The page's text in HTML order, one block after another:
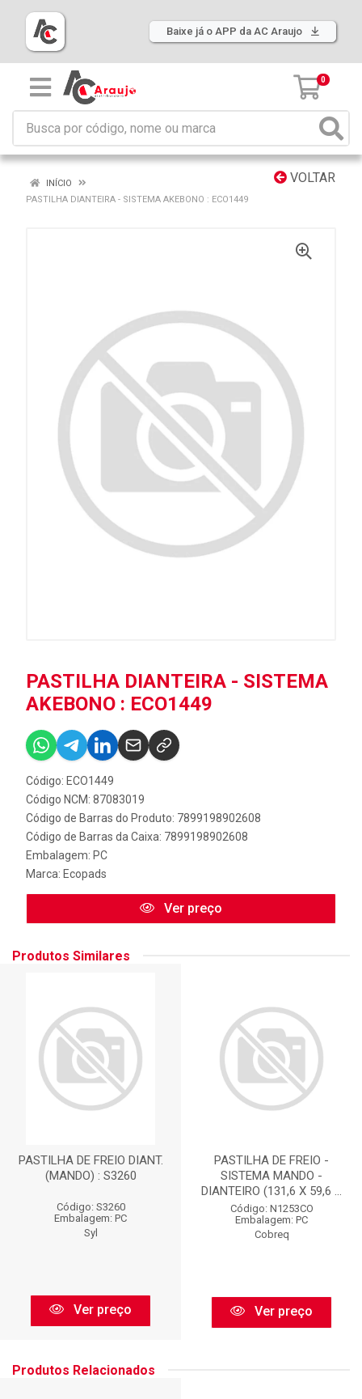
Baixe já o APP da AC Araujo
0
VOLTAR
INÍCIO
PASTILHA DIANTEIRA - SISTEMA AKEBONO : ECO1449
PASTILHA DIANTEIRA - SISTEMA
AKEBONO : ECO1449
Código: ECO1449
Código NCM: 87083019
Código de Barras do Produto: 7899198902608
Código de Barras da Caixa: 7899198902608
Embalagem: PC
Marca: Ecopads
Ver preço
Produtos Similares
PASTILHA DE FREIO DIANT.
(MANDO) : S3260
Código: S3260
Embalagem: PC
Syl
Ver preço
PASTILHA DE FREIO -
SISTEMA MANDO -
DIANTEIRO (131,6 X 59,6 ...
Código: N1253CO
Embalagem: PC
Cobreq
Ver preço
Produtos Relacionados